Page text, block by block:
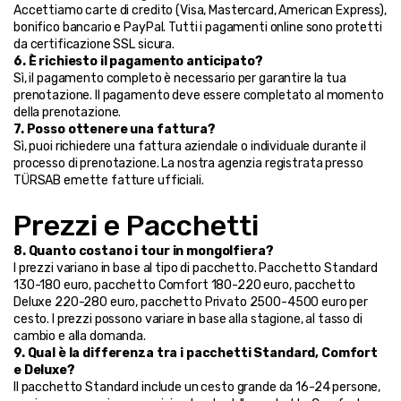
Accettiamo carte di credito (Visa, Mastercard, American Express),
bonifico bancario e PayPal. Tutti i pagamenti online sono protetti
da certificazione SSL sicura.
6. È richiesto il pagamento anticipato?
Sì, il pagamento completo è necessario per garantire la tua
prenotazione. Il pagamento deve essere completato al momento
della prenotazione.
7. Posso ottenere una fattura?
Sì, puoi richiedere una fattura aziendale o individuale durante il
processo di prenotazione. La nostra agenzia registrata presso
TÜRSAB emette fatture ufficiali.
Prezzi e Pacchetti
8. Quanto costano i tour in mongolfiera?
I prezzi variano in base al tipo di pacchetto. Pacchetto Standard
130-180 euro, pacchetto Comfort 180-220 euro, pacchetto
Deluxe 220-280 euro, pacchetto Privato 2500-4500 euro per
cesto. I prezzi possono variare in base alla stagione, al tasso di
cambio e alla domanda.
9. Qual è la differenza tra i pacchetti Standard, Comfort
e Deluxe?
Il pacchetto Standard include un cesto grande da 16-24 persone,